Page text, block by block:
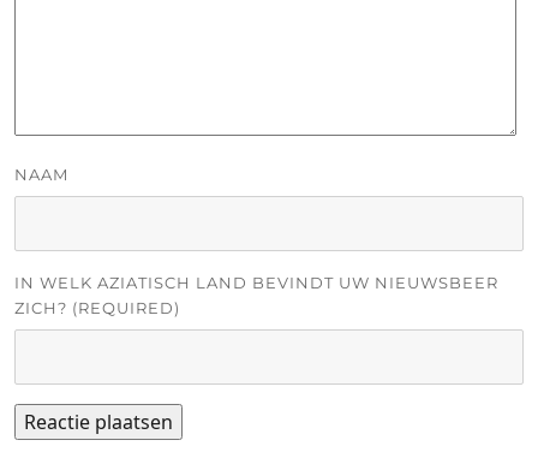
NAAM
IN WELK AZIATISCH LAND BEVINDT UW NIEUWSBEER
ZICH? (REQUIRED)